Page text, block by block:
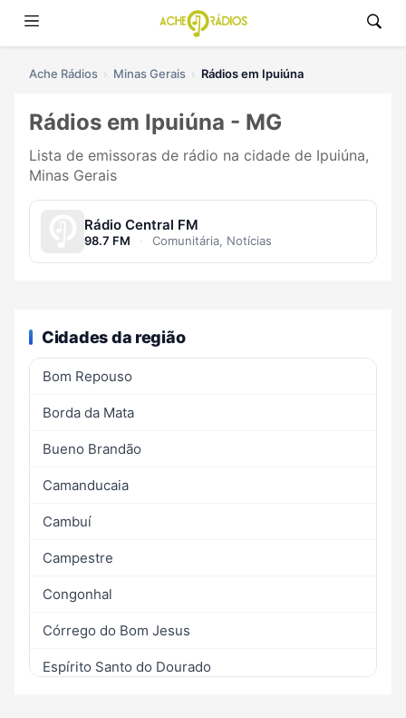
Ache Rádios Minas Gerais Rádios em Ipuiúna
Rádios em Ipuiúna - MG
Lista de emissoras de rádio na cidade de Ipuiúna,
Minas Gerais
Rádio Central FM
98.7 FM · Comunitária, Notícias
Cidades da região
Bom Repouso
Borda da Mata
Bueno Brandão
Camanducaia
Cambuí
Campestre
Congonhal
Córrego do Bom Jesus
Espírito Santo do Dourado